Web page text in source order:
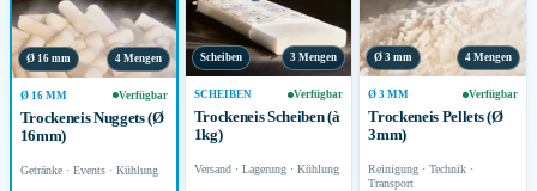
Ø 16 mm 4 Mengen
Ø 16 MM Verfügbar
Trockeneis Nuggets (Ø
16mm)
Getränke · Events · Kühlung
Scheiben 3 Mengen
SCHEIBEN Verfügbar
Trockeneis Scheiben (à
1kg)
Versand · Lagerung · Kühlung
Ø 3 mm 4 Mengen
Ø 3 MM Verfügbar
Trockeneis Pellets (Ø
3mm)
Reinigung · Technik ·
Transport